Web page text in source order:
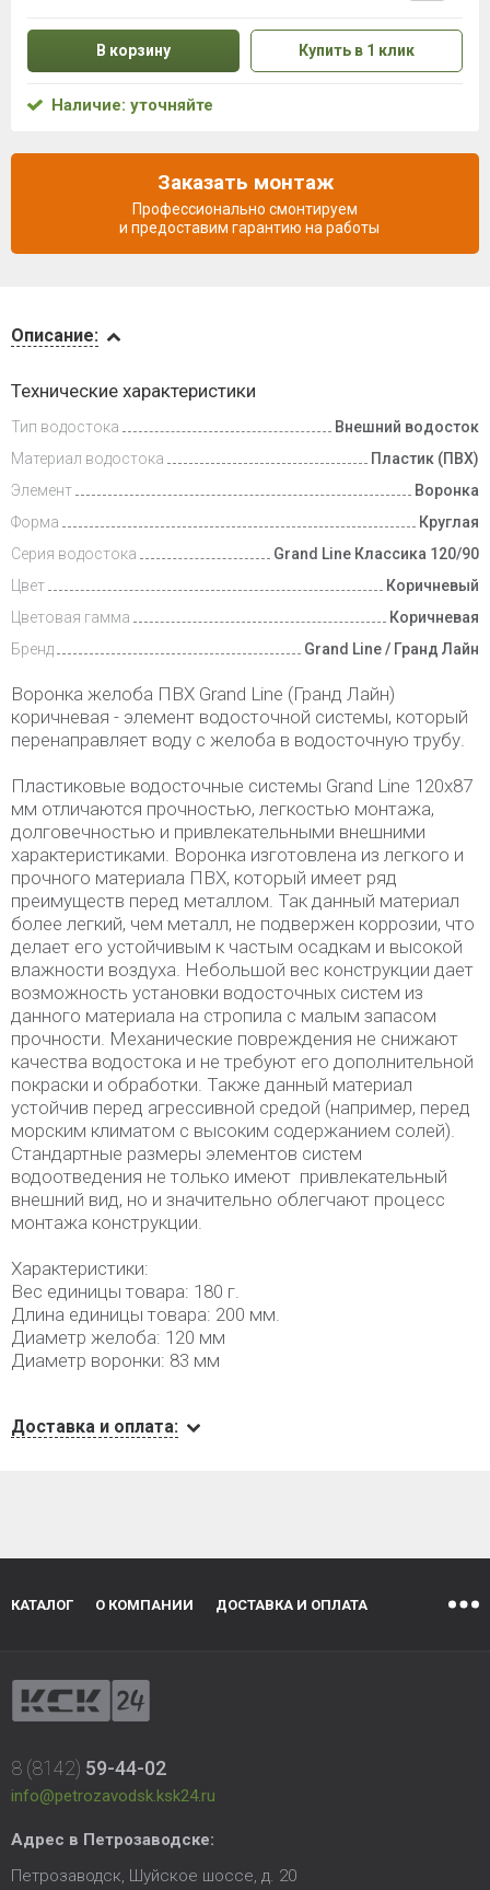
и оплата
Описание:
Технические характеристики
Тип водостока
Внешний водосток
Материал водостока
Пластик (ПВХ)
Элемент
Воронка
Форма
Круглая
Серия водостока
Grand Line Классика 120/90
Цвет
Коричневый
Цветовая гамма
Коричневая
Бренд
Grand Line / Гранд Лайн
Воронка желоба ПВХ Grand Line (Гранд Лайн)
коричневая - элемент водосточной системы, который
перенаправляет воду с желоба в водосточную трубу.
Пластиковые водосточные системы Grand Line 120х87
мм отличаются прочностью, легкостью монтажа,
долговечностью и привлекательными внешними
характеристиками. Воронка изготовлена из легкого и
прочного материала ПВХ, который имеет ряд
преимуществ перед металлом. Так данный материал
более легкий, чем металл, не подвержен коррозии, что
делает его устойчивым к частым осадкам и высокой
влажности воздуха. Небольшой вес конструкции дает
возможность установки водосточных систем из
данного материала на стропила с малым запасом
прочности. Механические повреждения не снижают
качества водостока и не требуют его дополнительной
покраски и обработки. Также данный материал
устойчив перед агрессивной средой (например, перед
морским климатом с высоким содержанием солей).
Стандартные размеры элементов систем
водоотведения не только имеют привлекательный
внешний вид, но и значительно облегчают процесс
монтажа конструкции.
Характеристики:
Вес единицы товара: 180 г.
Длина единицы товара: 200 мм.
Диаметр желоба: 120 мм
Диаметр воронки: 83 мм
Доставка и оплата:
В корзину Купить в 1 клик
Наличие: уточняйте
Заказать монтаж
Профессионально смонтируем
и предоставим гарантию на работы
КАТАЛОГ О КОМПАНИИ ДОСТАВКА И ОПЛАТА
8 (8142) 59-44-02
info@petrozavodsk.ksk24.ru
Адрес в Петрозаводске:
Петрозаводск, Шуйское шоссе, д. 20